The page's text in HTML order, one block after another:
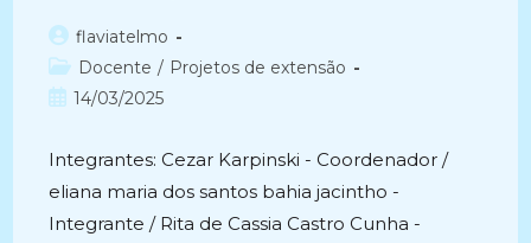
Autor
do
post:
flaviatelmo
Categoria
do
Docente / Projetos de extensão
Post14/03/2025
Integrantes: Cezar Karpinski - Coordenador /
eliana maria dos santos bahia jacintho -
Integrante / Rita de Cassia Castro Cunha -